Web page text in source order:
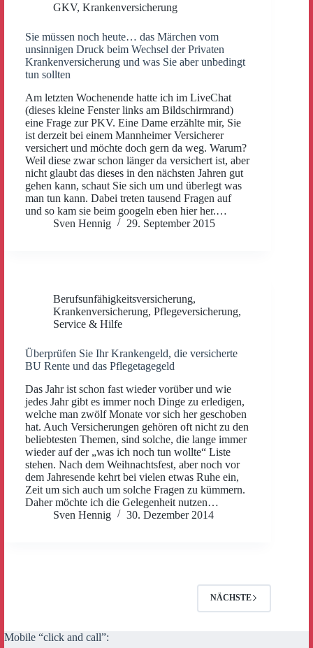
GKV, Krankenversicherung
Sie müssen noch heute… das Märchen vom
unsinnigen Druck beim Wechsel der Privaten
Krankenversicherung und was Sie aber unbedingt
tun sollten
Am letzten Wochenende hatte ich im LiveChat
(dieses kleine Fenster links am Bildschirmrand)
eine Frage zur PKV. Eine Dame erzählte mir, Sie
ist derzeit bei einem Mannheimer Versicherer
versichert und möchte doch gern da weg. Warum?
Weil diese zwar schon länger da versichert ist, aber
nicht glaubt das dieses in den nächsten Jahren gut
gehen kann, schaut Sie sich um und überlegt was
man tun kann. Dabei treten tausend Fragen auf
und so kam sie beim googeln eben hier her.…
Sven Hennig
29. September 2015
Berufsunfähigkeitsversicherung,
Krankenversicherung, Pflegeversicherung,
Service & Hilfe
Überprüfen Sie Ihr Krankengeld, die versicherte
BU Rente und das Pflegetagegeld
Das Jahr ist schon fast wieder vorüber und wie
jedes Jahr gibt es immer noch Dinge zu erledigen,
welche man zwölf Monate vor sich her geschoben
hat. Auch Versicherungen gehören oft nicht zu den
beliebtesten Themen, sind solche, die lange immer
wieder auf der „was ich noch tun wollte“ Liste
stehen. Nach dem Weihnachtsfest, aber noch vor
dem Jahresende kehrt bei vielen etwas Ruhe ein,
Zeit um sich auch um solche Fragen zu kümmern.
Daher möchte ich die Gelegenheit nutzen…
Sven Hennig
30. Dezember 2014
NÄCHSTE
Mobile “click and call”: